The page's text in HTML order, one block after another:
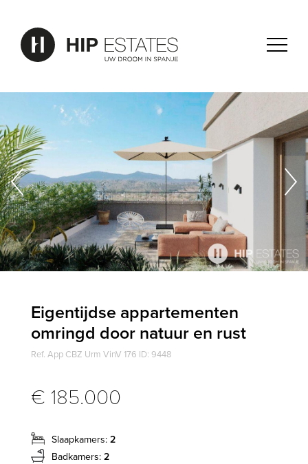
Eigentijdse appartementen
omringd door natuur en rust
Ref. App CBZ Urm VinV 176 ID: 9448
€ 185.000
Slaapkamers: 2
Badkamers: 2